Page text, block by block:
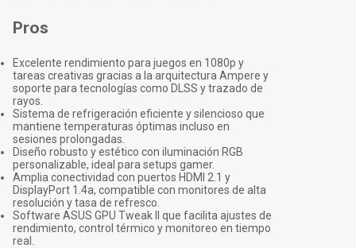
Pros
Excelente rendimiento para juegos en 1080p y
tareas creativas gracias a la arquitectura Ampere y
soporte para tecnologías como DLSS y trazado de
rayos.
Sistema de refrigeración eficiente y silencioso que
mantiene temperaturas óptimas incluso en
sesiones prolongadas.
Diseño robusto y estético con iluminación RGB
personalizable, ideal para setups gamer.
Amplia conectividad con puertos HDMI 2.1 y
DisplayPort 1.4a, compatible con monitores de alta
resolución y tasa de refresco.
Software ASUS GPU Tweak II que facilita ajustes de
rendimiento, control térmico y monitoreo en tiempo
real.